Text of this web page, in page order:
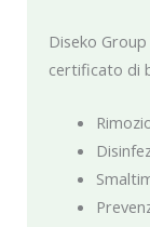
Diseko
certificato di